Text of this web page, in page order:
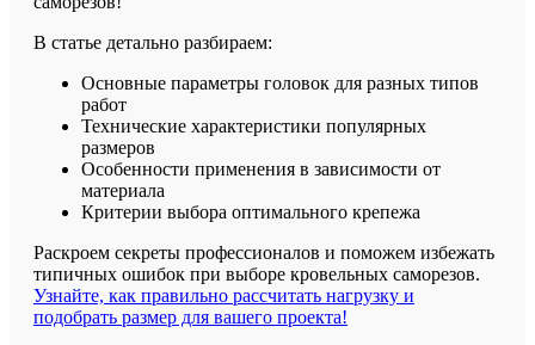
В статье детально разбираем:
Основные параметры головок для разных типов
работ
Технические характеристики популярных
размеров
Особенности применения в зависимости от
материала
Критерии выбора оптимального крепежа
Раскроем секреты профессионалов и поможем избежать
типичных ошибок при выборе кровельных саморезов.
Узнайте, как правильно рассчитать нагрузку и
подобрать размер для вашего проекта!